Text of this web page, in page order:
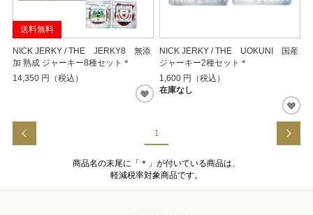
送料無料
NICK JERKY / THE JERKY8 無添
加 熟成 ジャーキー8種セット＊
14,350 円（税込）
NICK JERKY / THE UOKUNI 国産
ジャーキー2種セット＊
1,600 円（税込）
在庫なし
1
商品名の末尾に「＊」が付いている商品は、
軽減税率対象商品です。